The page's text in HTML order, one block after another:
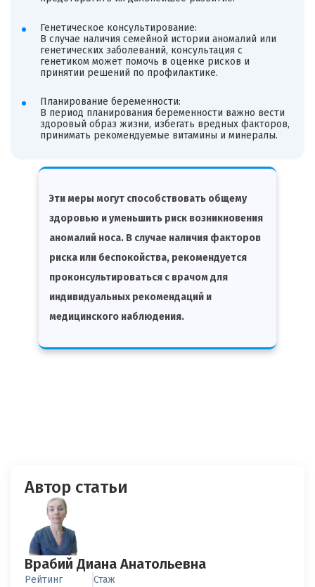
Генетическое консультирование:
В случае наличия семейной истории аномалий или
генетических заболеваний, консультация с
генетиком может помочь в оценке рисков и
принятии решений по профилактике.
Планирование беременности:
В период планирования беременности важно вести
здоровый образ жизни, избегать вредных факторов,
принимать рекомендуемые витамины и минералы.
Эти меры могут способствовать общему
здоровью и уменьшить риск возникновения
аномалий носа. В случае наличия факторов
риска или беспокойства, рекомендуется
проконсультироваться с врачом для
индивидуальных рекомендаций и
медицинского наблюдения.
Автор статьи
Врабий Диана Анатольевна
Рейтинг Стаж